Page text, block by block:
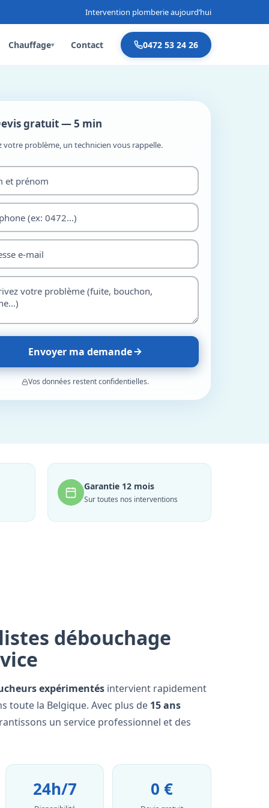
Intervention plomberie aujourd’hui
Chauffage▾ Contact 0472 53 24 26
gratuit — 5 min
votre problème, un technicien vous rappelle.
Envoyer ma demande
Vos données restent confidentielles.
Garantie 12 mois
Sur toutes nos interventions
débouchage
expérimentés intervient rapidement
toute la Belgique. Avec plus de 15 ans
un service professionnel et des
24h/7 0 €